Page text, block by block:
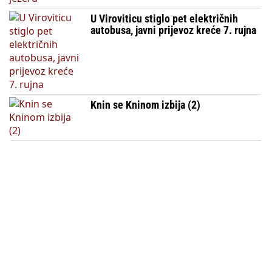
U Viroviticu stiglo pet električnih
autobusa, javni prijevoz kreće 7. rujna
Knin se Kninom izbija (2)